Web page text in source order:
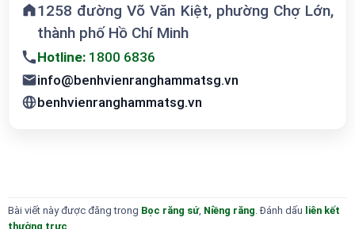
1258 đường Võ Văn Kiệt, phường Chợ Lớn,
thành phố Hồ Chí Minh
Hotline: 1800 6836
info@benhvienranghammatsg.vn
benhvienranghammatsg.vn
Bài viết này được đăng trong Bọc răng sứ, Niềng răng. Đánh dấu liên kết
thường trực